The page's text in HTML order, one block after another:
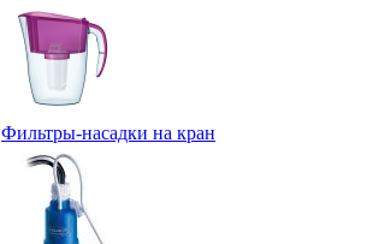
Фильтры-насадки на кран